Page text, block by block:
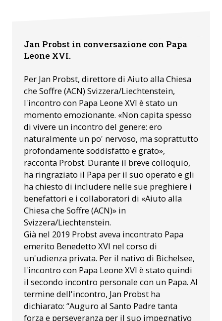
(Foto: VATICAN MEDIA)
Jan Probst in conversazione con Papa
Leone XVI.
Per Jan Probst, direttore di Aiuto alla Chiesa
che Soffre (ACN) Svizzera/Liechtenstein,
l'incontro con Papa Leone XVI è stato un
momento emozionante. «Non capita spesso
di vivere un incontro del genere: ero
naturalmente un po' nervoso, ma soprattutto
profondamente soddisfatto e grato»,
racconta Probst. Durante il breve colloquio,
ha ringraziato il Papa per il suo operato e gli
ha chiesto di includere nelle sue preghiere i
benefattori e i collaboratori di «Aiuto alla
Chiesa che Soffre (ACN)» in
Svizzera/Liechtenstein.
Già nel 2019 Probst aveva incontrato Papa
emerito Benedetto XVI nel corso di
un'udienza privata. Per il nativo di Bichelsee,
l'incontro con Papa Leone XVI è stato quindi
il secondo incontro personale con un Papa. Al
termine dell'incontro, Jan Probst ha
dichiarato: “Auguro al Santo Padre tanta
forza e perseveranza per il suo impegnativo